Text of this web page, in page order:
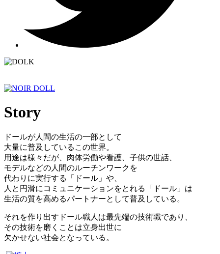
Story
ドールが人間の生活の一部として
大量に普及しているこの世界。
用途は様々だが、肉体労働や看護、子供の世話、
モデルなどの人間のルーチンワークを
代わりに実行する「ドール」や、
人と円滑にコミュニケーションをとれる「ドール」は
生活の質を高めるパートナーとして普及している。
それを作り出すドール職人は最先端の技術職であり、
その技術を磨くことは立身出世に
欠かせない社会となっている。